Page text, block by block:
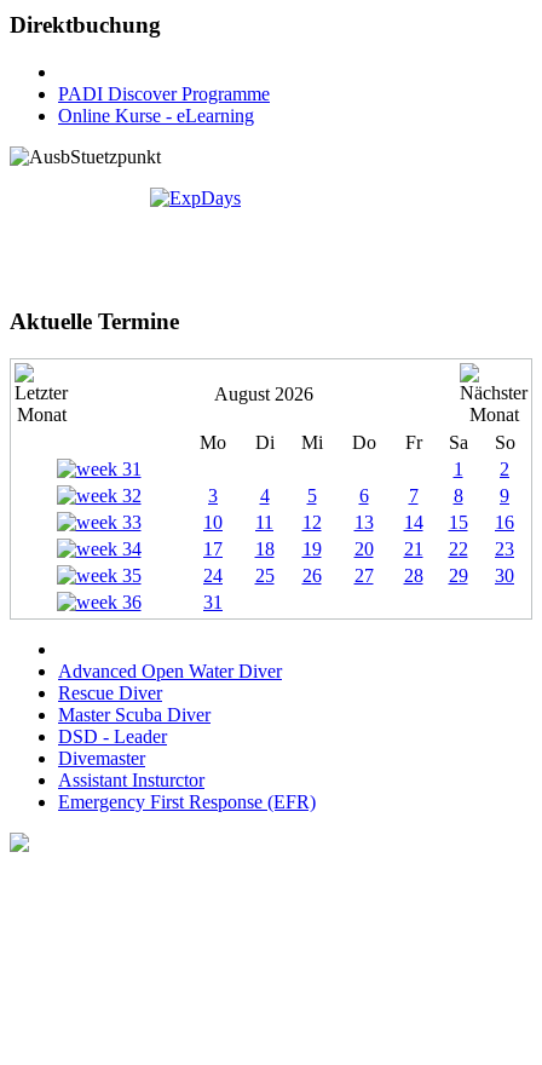
Direktbuchung
PADI Discover Programme
Online Kurse - eLearning
Aktuelle Termine
August 2026
Mo Di Mi Do Fr Sa
So
1
2
3
4 5 6 7 8
9
10
11 12 13 14 15
16
17
18 19 20 21 22
23
24
25 26 27 28 29
30
31
Advanced Open Water Diver
Rescue Diver
Master Scuba Diver
DSD - Leader
Divemaster
Assistant Insturctor
Emergency First Response (EFR)